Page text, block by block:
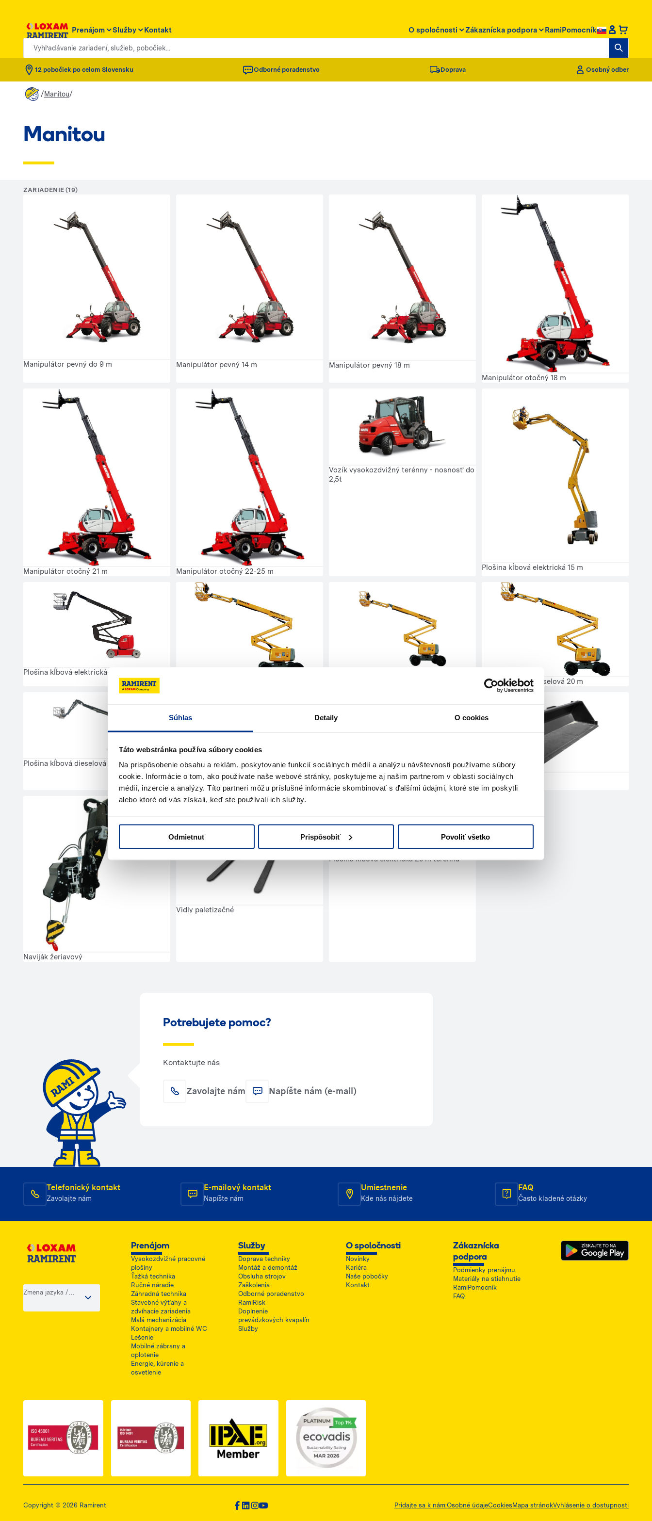
Súhlas Detaily O cookies
Táto webstránka používa súbory cookies
Na prispôsobenie obsahu a reklám, poskytovanie funkcií sociálnych médií a analýzu návštevnosti používame súbory
cookie. Informácie o tom, ako používate naše webové stránky, poskytujeme aj našim partnerom v oblasti sociálnych
médií, inzercie a analýzy. Títo partneri môžu príslušné informácie skombinovať s ďalšími údajmi, ktoré ste im poskytli
alebo ktoré od vás získali, keď ste používali ich služby.
Odmietnuť Prispôsobiť Povoliť všetko
Prenájom Služby Kontakt O spoločnosti Zákaznícka podpora RamiPomocník
Vyhľadávanie zariadení, služieb, pobočiek...
12 pobočiek po celom Slovensku Odborné poradenstvo Doprava Osobný odber
/Manitou/
Manitou
ZARIADENIE (19)
Manipulátor pevný do 9 m Manipulátor pevný 14 m
Manipulátor pevný 18 m
Manipulátor otočný 18 m
Manipulátor otočný 21 m Manipulátor otočný 22-25 m
Vozík vysokozdvižný terénny - nosnosť do
2,5t
Plošina kĺbová elektrická 15 m
Plošina kĺbová elektrická 17 m
Plošina kĺbová dieselová 20 m
Plošina kĺbová dieselová 28 m
Kôš pracovný 4-6 m
Krákorec pevný
Lyžica nakladacia
Naviják žeriavový
Vidly paletizačné
Plošina kĺbová elektrická 20 m terénna
Potrebujete pomoc?
Kontaktujte nás
Zavolajte nám Napíšte nám (e-mail)
Telefonický kontakt
Zavolajte nám
E-mailový kontakt
Napíšte nám
Umiestnenie
Kde nás nájdete
FAQ
Často kladené otázky
Zmena jazyka /
Prenájom
Vysokozdvižné pracovné
plošiny
Ťažká technika
Ručné náradie
Záhradná technika
Stavebné výťahy a
zdvíhacie zariadenia
Malá mechanizácia
Kontajnery a mobilné WC
Lešenie
Mobilné zábrany a
oplotenie
Energie, kúrenie a
osvetlenie
Služby
Doprava techniky
Montáž a demontáž
Obsluha strojov
Zaškolenia
Odborné poradenstvo
RamiRisk
Doplnenie
prevádzkových kvapalín
Služby
O spoločnosti
Novinky
Kariéra
Naše pobočky
Kontakt
Zákaznícka
podpora
Podmienky prenájmu
Materiály na stiahnutie
RamiPomocník
FAQ
Link do dokumentu PDF z certyfikatem ISO 1, otwiera się w nowej karcie
Link do dokumentu PDF z certyfikatem ISO 2, otwiera się w nowej karcie
Link do dokumentu PDF z certyfikatem IPAF, otwiera się w nowej karcie
Pridajte sa k nám:Osobné údajeCookies Mapa stránokVyhlásenie o dostupnosti
Copyright © 2026 Ramirent